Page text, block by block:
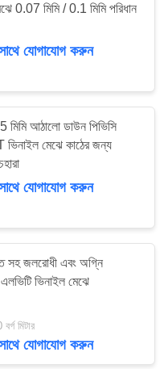
মেঝে
0.07 মিমি / 0.1 মিমি পরিধান
যোগাযোগ করুন
মিমি আঠালো ডাউন পিভিসি
ভিনাইল মেঝে কাঠের জন্য
যোগাযোগ করুন
সহ জলরোধী এবং অগ্নি
ভিনাইল মেঝে
মিটার
যোগাযোগ করুন